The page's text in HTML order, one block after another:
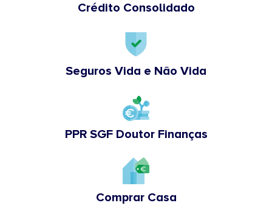
Crédito Consolidado
Seguros Vida e Não Vida
PPR SGF Doutor Finanças
Comprar Casa